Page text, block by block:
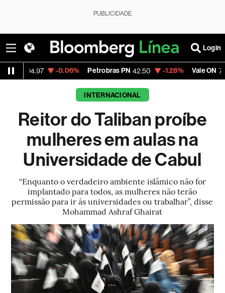
PUBLICIDADE
Login
-0.06% Petrobras PN 42.50 -1.28% Vale ON 76.31
INTERNACIONAL
Reitor do Taliban proíbe
mulheres em aulas na
Universidade de Cabul
“Enquanto o verdadeiro ambiente islâmico não for
implantado para todos, as mulheres não terão
permissão para ir às universidades ou trabalhar”, disse
Mohammad Ashraf Ghairat